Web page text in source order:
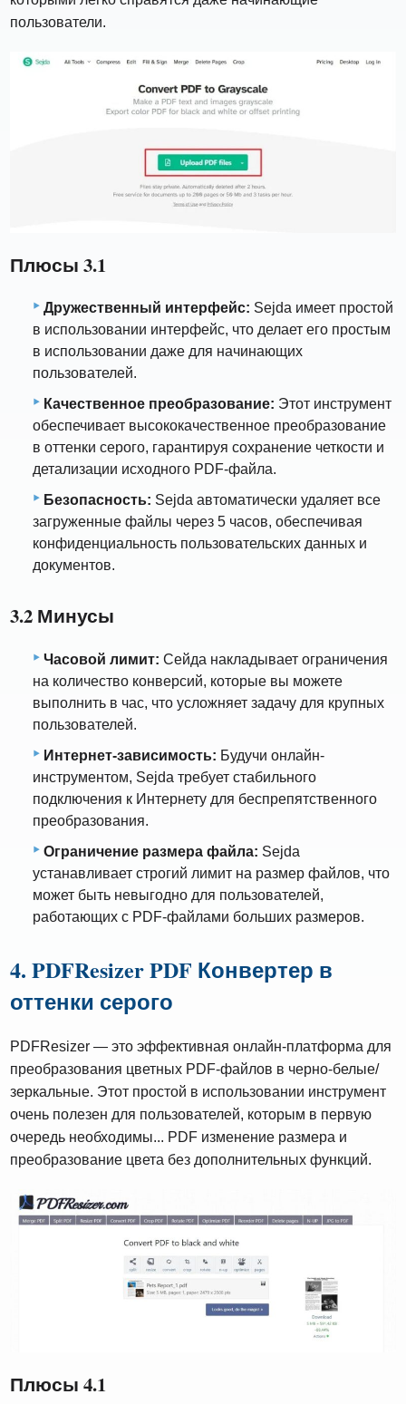
пользователи.
Плюсы 3.1
Дружественный интерфейс: Sejda имеет простой
в использовании интерфейс, что делает его простым
в использовании даже для начинающих
пользователей.
Качественное преобразование: Этот инструмент
обеспечивает высококачественное преобразование
в оттенки серого, гарантируя сохранение четкости и
детализации исходного PDF-файла.
Безопасность: Sejda автоматически удаляет все
загруженные файлы через 5 часов, обеспечивая
конфиденциальность пользовательских данных и
документов.
3.2 Минусы
Часовой лимит: Сейда накладывает ограничения
на количество конверсий, которые вы можете
выполнить в час, что усложняет задачу для крупных
пользователей.
Интернет-зависимость: Будучи онлайн-
инструментом, Sejda требует стабильного
подключения к Интернету для беспрепятственного
преобразования.
Ограничение размера файла: Sejda
устанавливает строгий лимит на размер файлов, что
может быть невыгодно для пользователей,
работающих с PDF-файлами больших размеров.
4. PDFResizer PDF Конвертер в
оттенки серого
PDFResizer — это эффективная онлайн-платформа для
преобразования цветных PDF-файлов в черно-белые/
зеркальные. Этот простой в использовании инструмент
очень полезен для пользователей, которым в первую
очередь необходимы... PDF изменение размера и
преобразование цвета без дополнительных функций.
Плюсы 4.1